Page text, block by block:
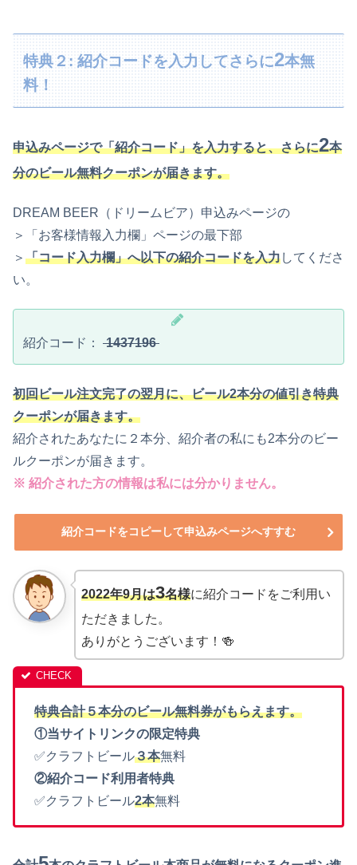
特典２: 紹介コードを入力してさらに2本無
料！
申込みページで「紹介コード」を入力すると、さらに2本
分のビール無料クーポンが届きます。
DREAM BEER（ドリームビア）申込みページの
＞「お客様情報入力欄」ページの最下部
＞ 「コード入力欄」へ以下の紹介コードを入力してくださ
い。
紹介コード： 1437196
初回ビール注文完了の翌月に、ビール2本分の値引き特典
クーポンが届きます。
紹介されたあなたに２本分、紹介者の私にも2本分のビー
ルクーポンが届きます。
※ 紹介された方の情報は私には分かりません。
紹介コードをコピーして申込みページへすすむ
2022年9月は3名様に紹介コードをご利用い
ただきました。
ありがとうございます！🍻
特典合計５本分のビール無料券がもらえます。
①当サイトリンクの限定特典
✅クラフトビール３本無料
②紹介コード利用者特典
✅クラフトビール2本無料